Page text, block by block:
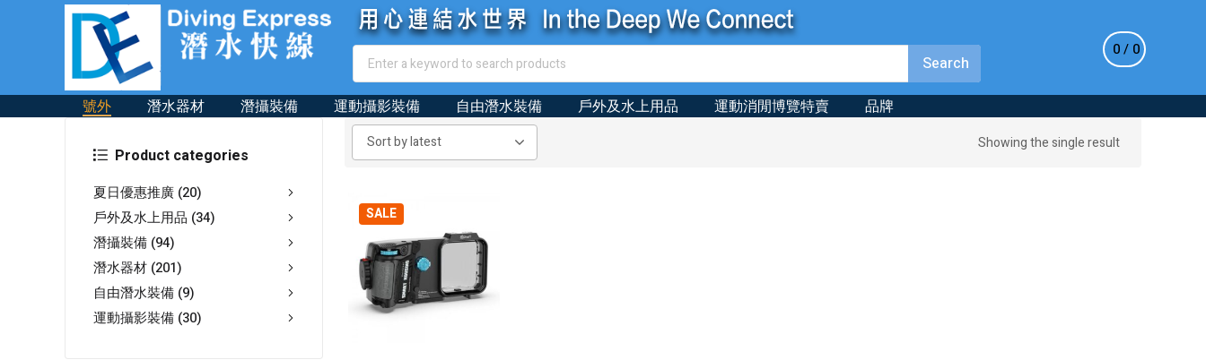
0 0
號外 潛水器材 潛攝裝備 運動攝影裝備 自由潛水裝備 戶外及水上用品 運動消閒博覽特賣 品牌
Product categories
夏日優惠推廣 (20)
戶外及水上用品 (34)
潛攝裝備 (94)
潛水器材 (201)
自由潛水裝備 (9)
運動攝影裝備 (30)
Showing the single result
SALE